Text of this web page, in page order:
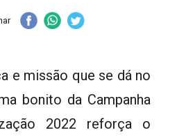
e missão que se dá no
bonito da Campanha
2022 reforça o